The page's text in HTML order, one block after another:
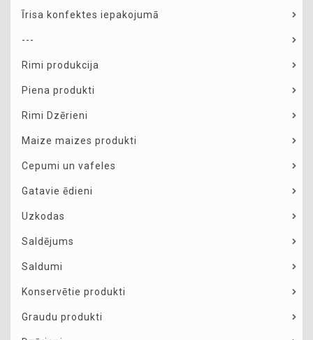
Īrisa konfektes iepakojumā
---
Rimi produkcija
Piena produkti
Rimi Dzērieni
Maize maizes produkti
Cepumi un vafeles
Gatavie ēdieni
Uzkodas
Saldējums
Saldumi
Konservētie produkti
Graudu produkti